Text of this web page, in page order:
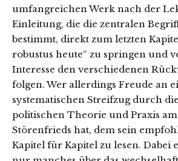
umfangreichen Werk nach der
Einleitung, die die zentralen
bestimmt, direkt zum letzten
robustus heute“ zu springen und
Interesse den verschiedenen
folgen. Wer allerdings Freude an
systematischen Streifzug durch
politischen Theorie und Praxis
Störenfrieds hat, dem sein
Kapitel für Kapitel zu lesen.